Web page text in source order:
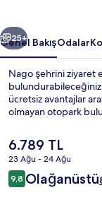
Sonraki
25+
Genel BakışOdalar
Nago şehrini ziyaret
ücretsiz avantajlar
olmayan otopark
Şu
anki
fiyat
6.789 TL
6.789 TL
23 Ağu - 24 Ağu
Yorumlar
9,89,8/10
Olağanüstü